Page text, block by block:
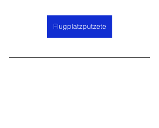
Flugplatzputzete